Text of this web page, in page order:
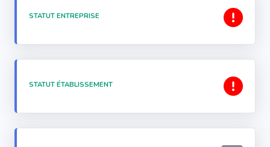
STATUT ENTREPRISE
STATUT ÉTABLISSEMENT